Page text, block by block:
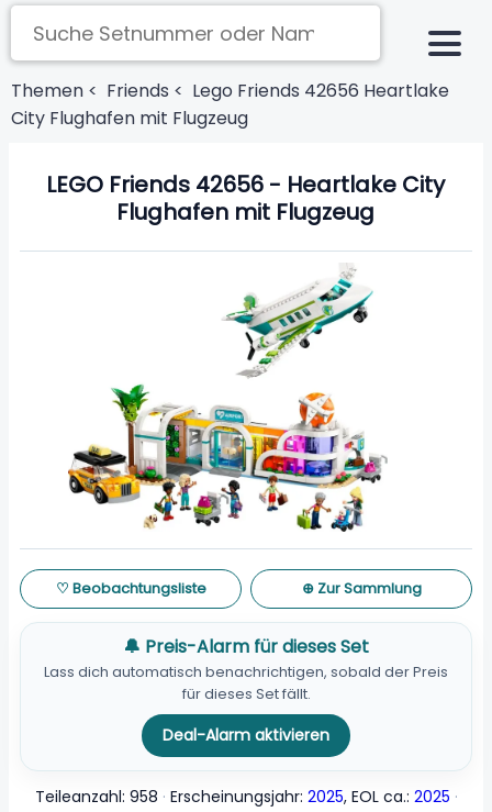
Themen < Friends < Lego Friends 42656 Heartlake
City Flughafen mit Flugzeug
LEGO Friends 42656 - Heartlake City
Flughafen mit Flugzeug
♡ Beobachtungsliste ⊕ Zur Sammlung
🔔 Preis-Alarm für dieses Set
Lass dich automatisch benachrichtigen, sobald der Preis
für dieses Set fällt.
Deal-Alarm aktivieren
Teileanzahl: 958 Erscheinungsjahr: 2025, EOL ca.: 2025